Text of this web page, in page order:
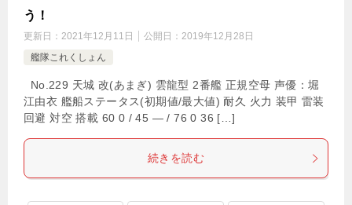
う！
更新日： 2021年12月11日 公開日： 2019年12月28日
艦隊これくしょん
No.229 天城 改(あまぎ) 雲龍型 2番艦 正規空母 声優：堀
江由衣 艦船ステータス(初期値/最大値) 耐久 火力 装甲 雷装
回避 対空 搭載 60 0 / 45 — / 76 0 36 […]
続きを読む